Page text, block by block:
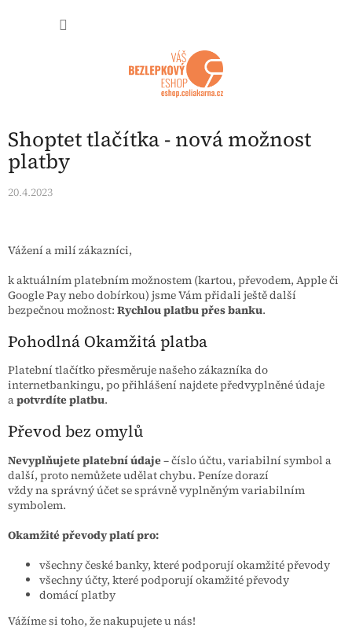
Shoptet tlačítka - nová možnost
platby
20.4.2023
Vážení a milí zákazníci,
k aktuálním platebním možnostem (kartou, převodem, Apple či
Google Pay nebo dobírkou) jsme Vám přidali ještě další
bezpečnou možnost: Rychlou platbu přes banku.
Pohodlná Okamžitá platba
Platební tlačítko přesměruje našeho zákazníka do
internetbankingu, po přihlášení najdete předvyplněné údaje
apotvrdíte platbu.
Převod bez omylů
Nevyplňujete platební údaje– číslo účtu, variabilní symbol a
další, proto nemůžete udělat chybu. Peníze dorazí
vždy na správný účet se správně vyplněným variabilním
symbolem.
Okamžité převody platí pro:
všechny české banky, které podporují okamžité převody
všechny účty, které podporují okamžité převody
domácí platby
Vážíme si toho, že nakupujete u nás!